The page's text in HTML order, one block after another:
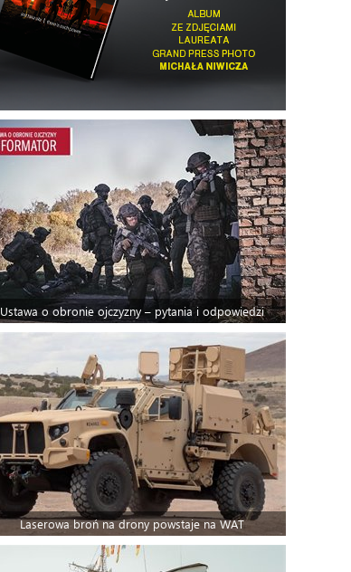
Ustawa o obronie ojczyzny – pytania i odpowiedzi
Laserowa broń na drony powstaje na WAT